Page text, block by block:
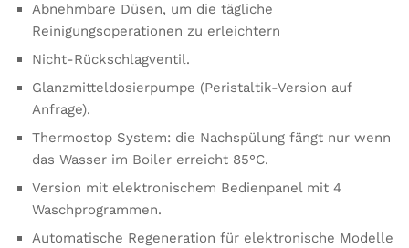
Abnehmbare Düsen, um die tägliche
Reinigungsoperationen zu erleichtern
Nicht-Rückschlagventil.
Glanzmitteldosierpumpe (Peristaltik-Version auf
Anfrage).
Thermostop System: die Nachspülung fängt nur wenn
das Wasser im Boiler erreicht 85°C.
Version mit elektronischem Bedienpanel mit 4
Waschprogrammen.
Automatische Regeneration für elektronische Modelle